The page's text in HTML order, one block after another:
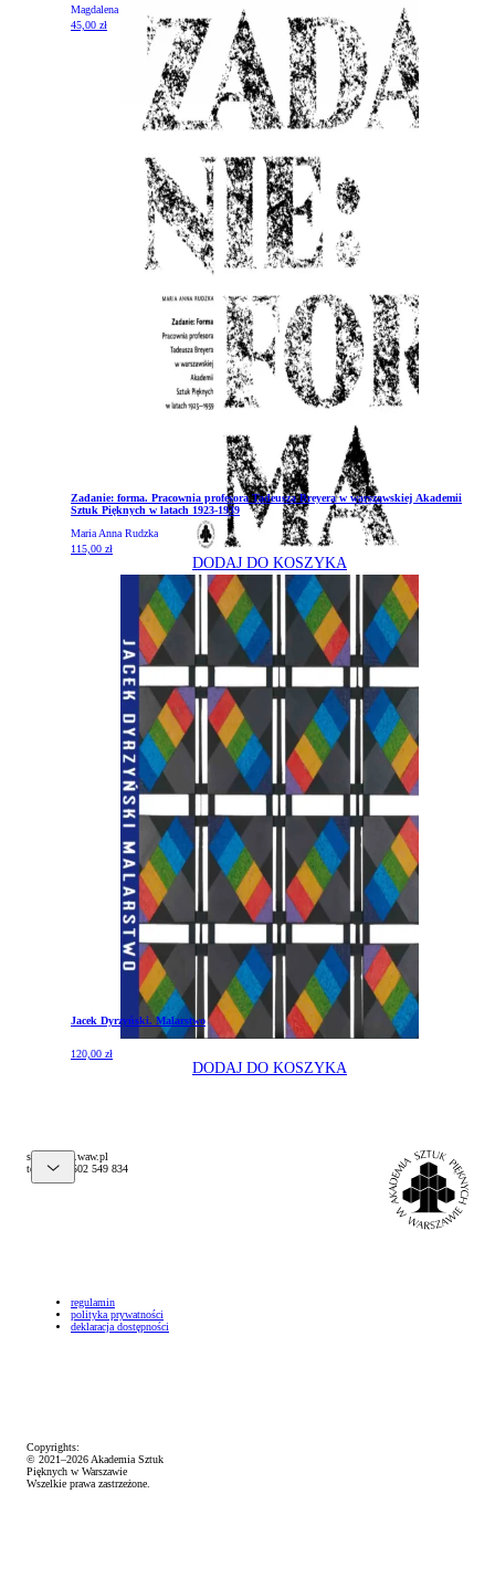
Magdalena Raszewska
45,00 zł
DODAJ DO KOSZYKA
Zadanie: forma. Pracownia profesora Tadeusza Breyera w warszawskiej Akademii
Sztuk Pięknych w latach 1923-1939
Maria Anna Rudzka
115,00 zł
DODAJ DO KOSZYKA
Jacek Dyrzyński. Malarstwo
120,00 zł
DODAJ DO KOSZYKA
Copyrights:
© 2021–2026 Akademia Sztuk
Pięknych w Warszawie
Wszelkie prawa zastrzeżone.
regulamin
polityka prywatności
deklaracja dostępności
lp.waw.psa
@pelks
tel. (+48) 502 549 834